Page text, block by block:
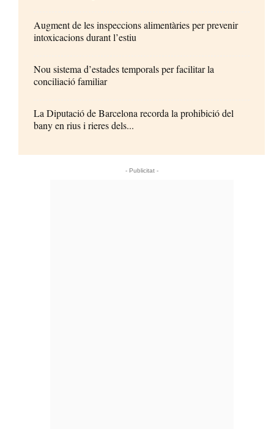
Augment de les inspeccions alimentàries per prevenir
intoxicacions durant l’estiu
Nou sistema d’estades temporals per facilitar la
conciliació familiar
La Diputació de Barcelona recorda la prohibició del
bany en rius i rieres dels...
- Publicitat -